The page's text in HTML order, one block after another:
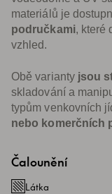
materiálů je
područkami, které
vzhled.
Obě varianty jsou
skladování a
typům venkovních
nebo komerčních
Čalounění
Látka